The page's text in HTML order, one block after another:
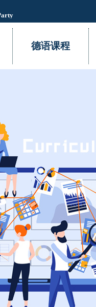
考试斩获高分！！
考试斩获高分！！
德语课程